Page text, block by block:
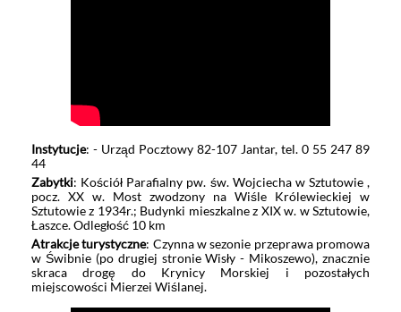
Instytucje: - Urząd Pocztowy 82-107 Jantar, tel. 0 55 247 89
44
Zabytki: Kościół Parafialny pw. św. Wojciecha w Sztutowie ,
pocz. XX w. Most zwodzony na Wiśle Królewieckiej w
Sztutowie z 1934r.; Budynki mieszkalne z XIX w. w Sztutowie,
Łaszce. Odległość 10 km
Atrakcje turystyczne: Czynna w sezonie przeprawa promowa
w Świbnie (po drugiej stronie Wisły - Mikoszewo), znacznie
skraca drogę do Krynicy Morskiej i pozostałych
miejscowości Mierzei Wiślanej.